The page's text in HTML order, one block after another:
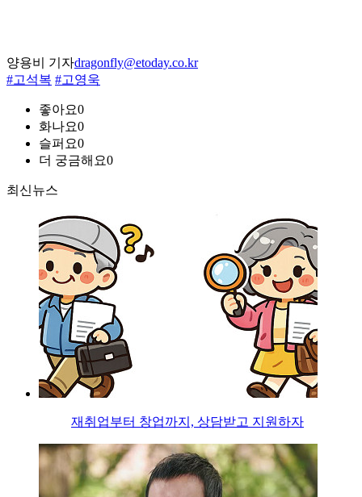
양용비 기자dragonfly@etoday.co.kr
#고석복 #고영욱
좋아요0
화나요0
슬퍼요0
더 궁금해요0
최신뉴스
재취업부터 창업까지, 상담받고 지원하자